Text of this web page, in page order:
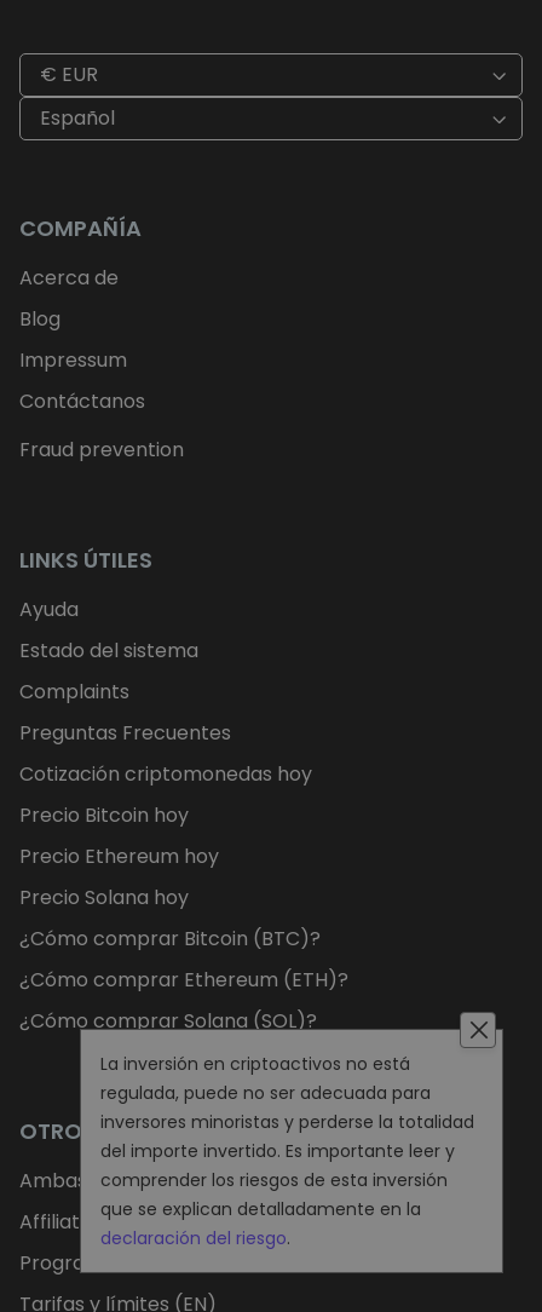
€ EUR
Español
COMPAÑÍA
Acerca de
Blog
Impressum
Contáctanos
Fraud prevention
LINKS ÚTILES
Ayuda
Estado del sistema
Complaints
Preguntas Frecuentes
Cotización criptomonedas hoy
Precio Bitcoin hoy
Precio Ethereum hoy
Precio Solana hoy
¿Cómo comprar Bitcoin (BTC)?
¿Cómo comprar Ethereum (ETH)?
¿Cómo comprar Solana (SOL)?
OTROS
Ambassador program
Affiliate Program
Programa de referidos
Tarifas y límites (EN)
La inversión en criptoactivos no está
regulada, puede no ser adecuada para
inversores minoristas y perderse la totalidad
del importe invertido. Es importante leer y
comprender los riesgos de esta inversión
que se explican detalladamente en la
declaración del riesgo.